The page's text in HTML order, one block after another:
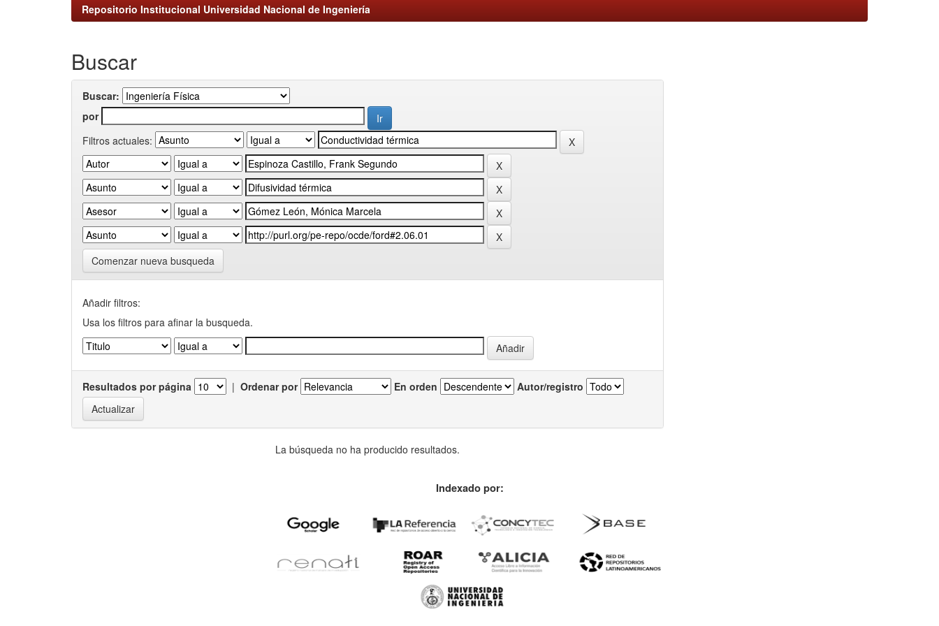
Repositorio Institucional Universidad Nacional de Ingeniería
Buscar
Buscar:
por
Filtros actuales:
Comenzar nueva busqueda
Añadir filtros:
Usa los filtros para afinar la busqueda.
Resultados por página | Ordenar por En orden Autor/registro
La búsqueda no ha producido resultados.
Indexado por: